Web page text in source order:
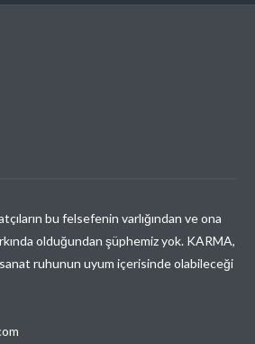
bu felsefenin varlığından ve ona
olduğundan şüphemiz yok. KARMA,
ruhunun uyum içerisinde olabileceği